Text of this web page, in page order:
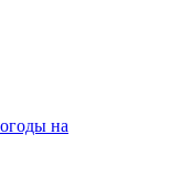
на